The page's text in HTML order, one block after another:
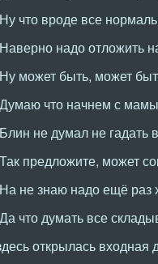
что вроде все
надо отложить
может быть, может
что начнем с мамы,
не думал не гадать
предложите, может
не знаю надо ещё раз
что думать все
открылась входная